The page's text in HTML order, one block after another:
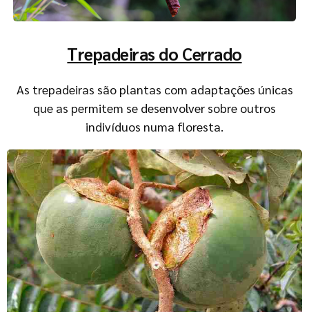
Trepadeiras do Cerrado
As trepadeiras são plantas com adaptações únicas
que as permitem se desenvolver sobre outros
indivíduos numa floresta.